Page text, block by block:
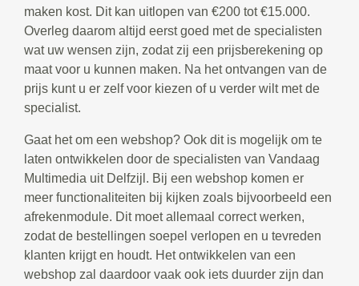
maken kost. Dit kan uitlopen van €200 tot €15.000.
Overleg daarom altijd eerst goed met de specialisten
wat uw wensen zijn, zodat zij een prijsberekening op
maat voor u kunnen maken. Na het ontvangen van de
prijs kunt u er zelf voor kiezen of u verder wilt met de
specialist.
Gaat het om een webshop? Ook dit is mogelijk om te
laten ontwikkelen door de specialisten van Vandaag
Multimedia uit Delfzijl. Bij een webshop komen er
meer functionaliteiten bij kijken zoals bijvoorbeeld een
afrekenmodule. Dit moet allemaal correct werken,
zodat de bestellingen soepel verlopen en u tevreden
klanten krijgt en houdt. Het ontwikkelen van een
webshop zal daardoor vaak ook iets duurder zijn dan